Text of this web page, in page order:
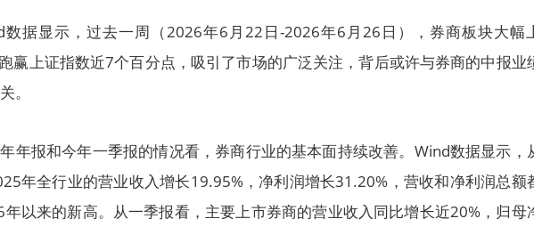
数据显示，过去一周（2026年6月22日-2026年6月26日），券商板块大幅
赢上证指数近7个百分点，吸引了市场的广泛关注，背后或许与券商的中报业
。
年报和今年一季报的情况看，券商行业的基本面持续改善。Wind数据显示，
年全行业的营业收入增长19.95%，净利润增长31.20%，营收和净利润总额
年以来的新高。从一季报看，主要上市券商的营业收入同比增长近20%，归母